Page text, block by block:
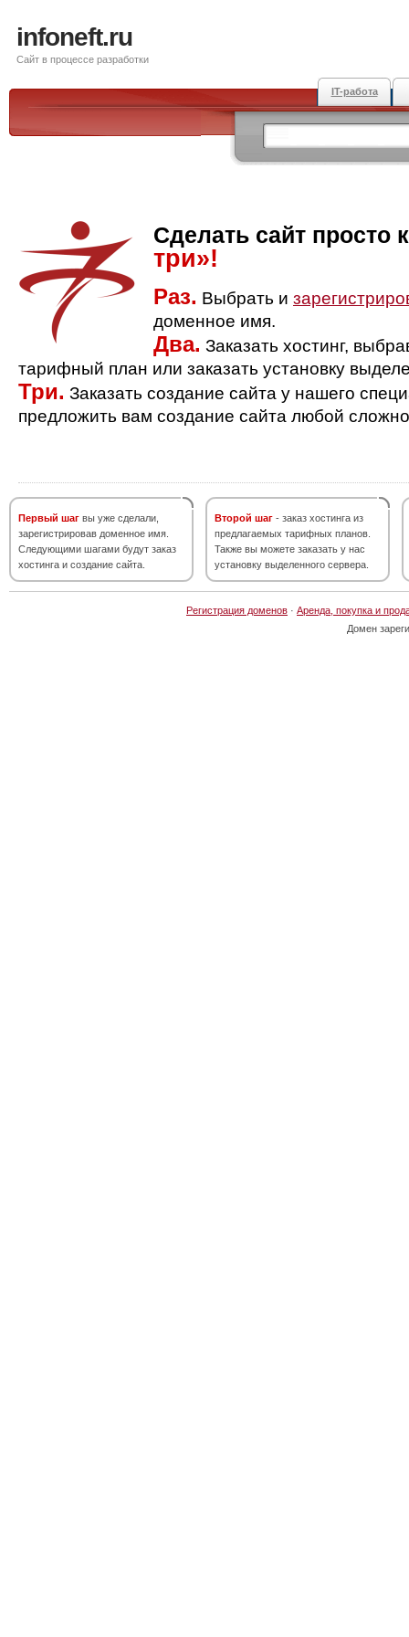
infoneft.ru
Сайт в процессе разработки
IT-работа
Сделать сайт просто
три»!
Раз. Выбрать и
доменное имя.
Два. Заказать хостинг,
тарифный план или заказать установку
Три. Заказать создание сайта у нашего
предложить вам создание сайта любой
Первый шаг вы уже сделали,
зарегистрировав доменное имя.
Следующими шагами будут заказ
хостинга и создание сайта.
Второй шаг - заказ хостинга из
предлагаемых тарифных планов.
Также вы можете заказать у нас
установку выделенного сервера.
Регистрация доменов · Аренда, покупка и
Домен